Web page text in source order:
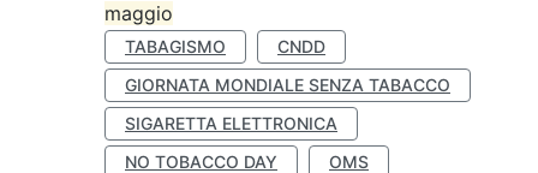
maggio
TABAGISMO
CNDD
GIORNATA MONDIALE SENZA TABACCO
SIGARETTA ELETTRONICA
NO TOBACCO DAY
OMS